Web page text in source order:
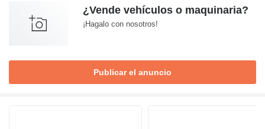
¿Vende vehículos o maquinaria?
¡Hagalo con nosotros!
Publicar el anuncio